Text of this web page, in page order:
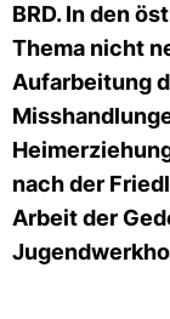
BRD. In den
Thema nicht
Aufarbeitung
nach der
Arbeit der